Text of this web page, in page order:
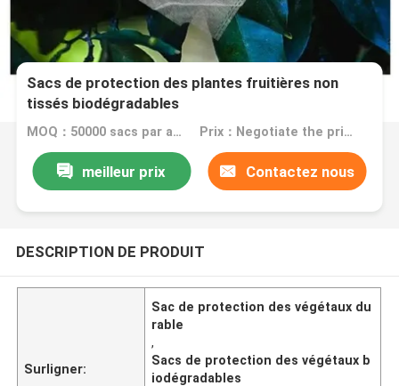
Sacs de protection des plantes fruitières non
tissés biodégradables
MOQ：50000 sacs par article Prix：Negotiate the price in detail according to the product
meilleur prix Contactez nous
DESCRIPTION DE PRODUIT
Surligner:
Sac de protection des végétaux du
rable
,
Sacs de protection des végétaux b
iodégradables